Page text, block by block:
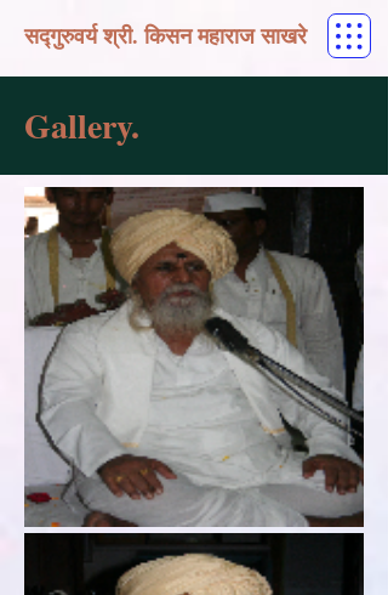
सद्गुरुवर्य श्री. किसन महाराज साखरे
Gallery.